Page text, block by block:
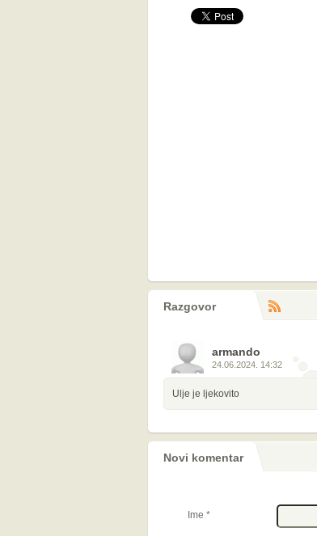
Razgovor
komentara
armando
24.06.2024. 14:32
Ulje je ljekovito
Novi komentar
Ime *